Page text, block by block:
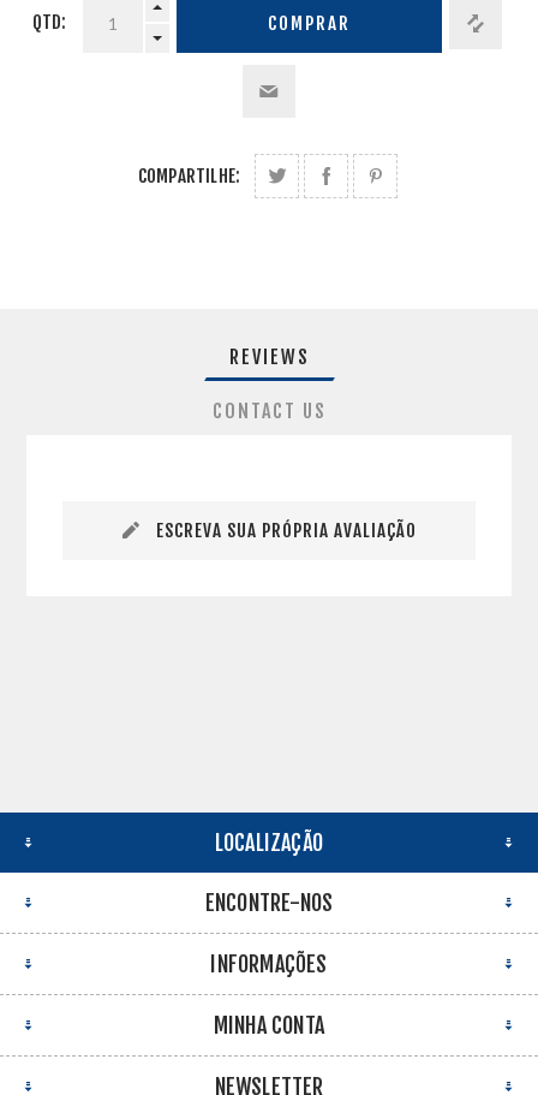
QTD: COMPRAR
COMPARTILHE:
REVIEWS
CONTACT US
ESCREVA SUA PRÓPRIA AVALIAÇÃO
LOCALIZAÇÃO
ENCONTRE-NOS
INFORMAÇÕES
MINHA CONTA
NEWSLETTER